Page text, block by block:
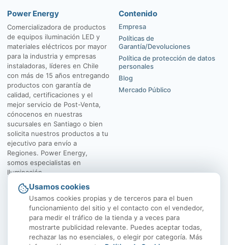
Power Energy
Comercializadora de productos
de equipos iluminación LED y
materiales eléctricos por mayor
para la industria y empresas
instaladoras, líderes en Chile
con más de 15 años entregando
productos con garantía de
calidad, certificaciones y el
mejor servicio de Post-Venta,
cónocenos en nuestras
sucursales en Santiago o bien
solicita nuestros productos a tu
ejecutivo para envío a
Regiones. Power Energy,
somos especialistas en
Iluminación.
Contenido
Empresa
Políticas de
Garantía/Devoluciones
Política de protección de datos
personales
Blog
Mercado Público
El Rosal 4547, Huechuraba
Usamos cookies
Usamos cookies propias y de terceros para el buen
funcionamiento del sitio y el contacto con el vendedor,
para medir el tráfico de la tienda y a veces para
mostrarte publicidad relevante. Puedes aceptar todas,
rechazar las no esenciales, o elegir por categoría. Más